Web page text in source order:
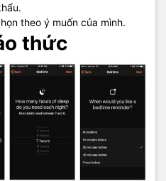
theo ý muốn của mình.
thức